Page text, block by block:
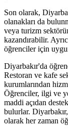
Son olarak,
olanakları da
veya turizm
kazandırabilir.
öğrenciler için
Diyarbakır'da
Restoran ve kafe
kurumlarından
Öğrenciler, ilgi ve
maddi açıdan
bulurlar.
olarak her zaman